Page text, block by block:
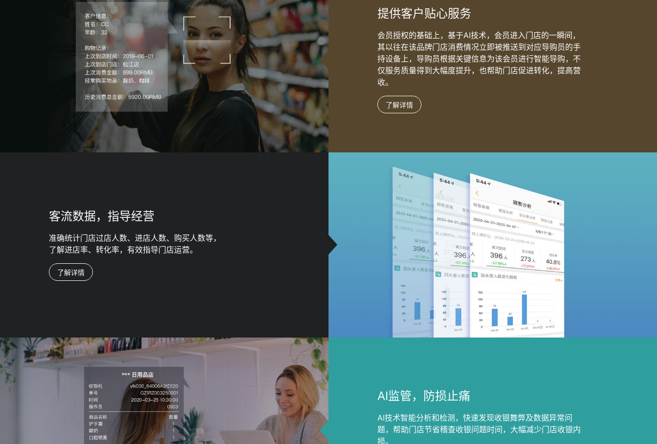
提供客户贴心服务
会员授权的基础上，基于AI技术，会员进入门店的一瞬间，
其以往在该品牌门店消费情况立即被推送到对应导购员的手
持设备上，导购员根据关键信息为该会员进行智能导购，不
仅服务质量得到大幅度提升，也帮助门店促进转化，提高营
收。
了解详情
客流数据，指导经营
准确统计门店过店人数、进店人数、购买人数等，
了解进店率、转化率，有效指导门店运营。
了解详情
AI监管，防损止痛
AI技术智能分析和检测，快速发现收银舞弊及数据异常问
题，帮助门店节省稽查收银问题时间，大幅减少门店收银内
损。